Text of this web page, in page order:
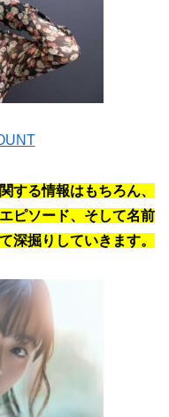
する情報はもちろん、
ピソード、そして名前
深掘りしていきます。